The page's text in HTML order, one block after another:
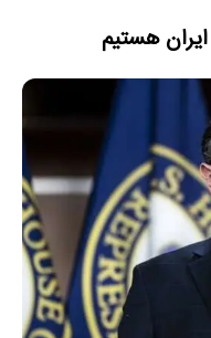
هستیم